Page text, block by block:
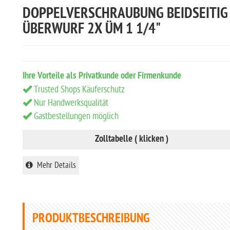
DOPPELVERSCHRAUBUNG BEIDSEITIG
ÜBERWURF 2X ÜM 1 1/4"
Ihre Vorteile als Privatkunde oder Firmenkunde
Trusted Shops Käuferschutz
Nur Handwerksqualität
Gastbestellungen möglich
Zolltabelle ( klicken )
Mehr Details
PRODUKTBESCHREIBUNG